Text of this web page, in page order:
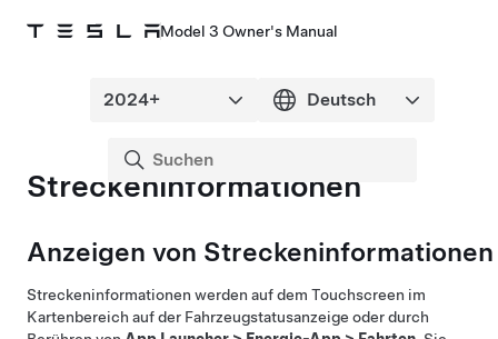
Model 3 Owner's Manual
Streckeninformationen
Anzeigen von Streckeninformationen
Streckeninformationen werden auf dem Touchscreen im
Kartenbereich auf der Fahrzeugstatusanzeige oderdurch